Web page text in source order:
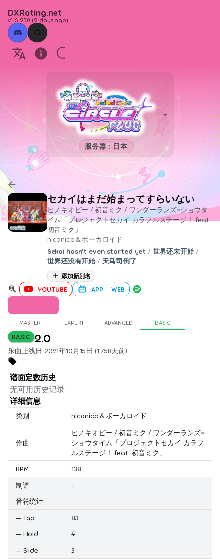
DXRating.net
v1.6.230 (2 days ago)
服务器：日本
セカイはまだ始まってすらいない
ピノキオピー / 初音ミク / ワンダーランズ×ショウタ
イム「プロジェクトセカイ カラフルステージ！ feat.
初音ミク」
niconico＆ボーカロイド
Sekai hasn't even started yet / 世界还未开始 /
世界还没有开始 / 天马司倒了
添加新别名
YOUTUBE APP WEB
MASTER EXPERT ADVANCED BASIC
BASIC 2.0
乐曲上线日 2021年10月15日 (1,758天前)
谱面定数历史
无可用历史记录
详细信息
类别 niconico＆ボーカロイド
作曲
ピノキオピー / 初音ミク / ワンダーランズ×
ショウタイム「プロジェクトセカイ カラフ
ルステージ！ feat. 初音ミク」
BPM
138
制谱
-
音符统计
— Tap
83
— Hold
4
— Slide
3